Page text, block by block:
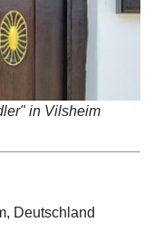
in Vilsheim
Deutschland